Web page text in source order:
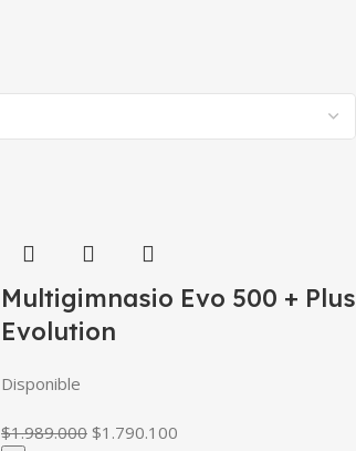
Multigimnasio Evo 500 + Plus
Evolution
Disponible
$1.989.000 $1.790.100